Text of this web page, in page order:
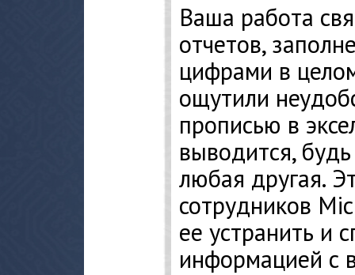
Ваша работа
отчетов,
цифрами в
ощутили
прописью в
выводится,
любая другая.
сотрудников
ее устранить и
информацией с